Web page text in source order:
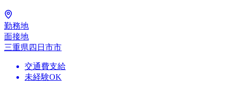
勤務地
面接地
三重県四日市市
交通費支給
未経験OK